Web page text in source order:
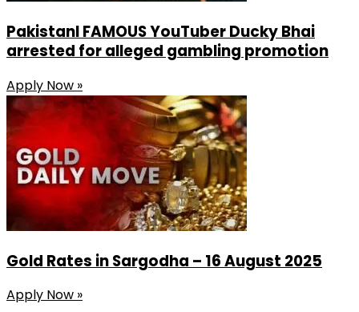
PakistanI FAMOUS YouTuber Ducky Bhai
arrested for alleged gambling promotion
Apply Now »
Gold Rates in Sargodha – 16 August 2025
Apply Now »